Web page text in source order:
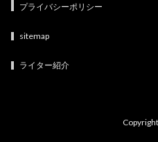
プライバシーポリシー
sitemap
ライター紹介